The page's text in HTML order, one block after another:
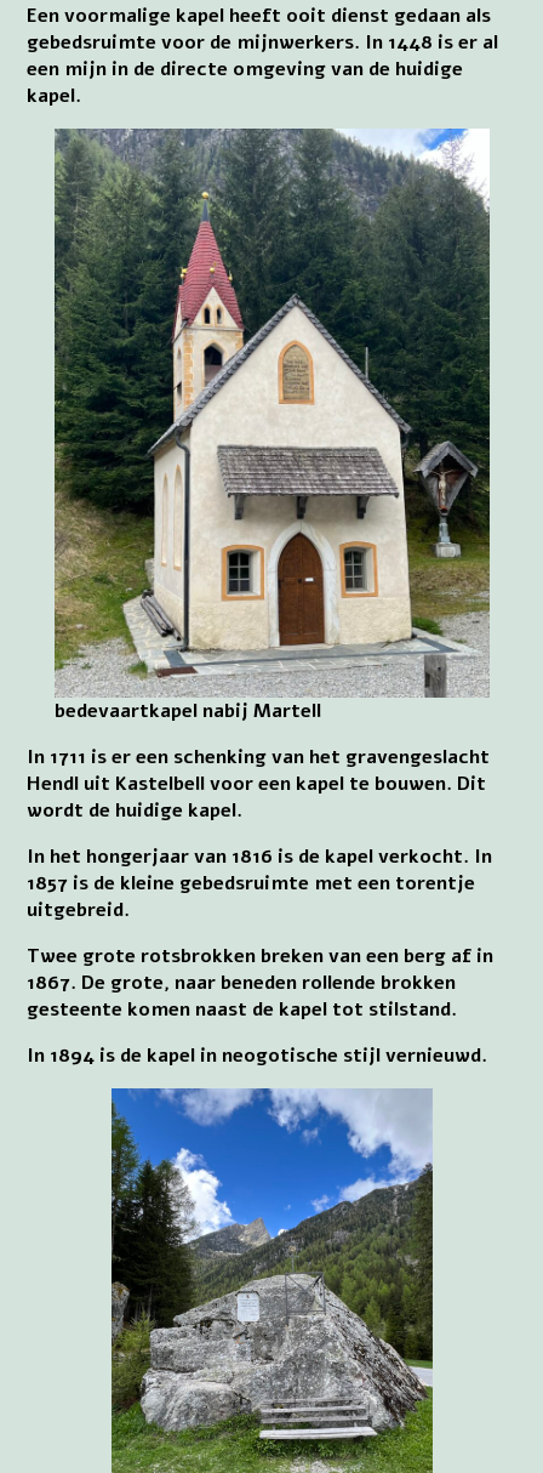
Een voormalige kapel heeft ooit dienst gedaan als
gebedsruimte voor de mijnwerkers. In 1448 is er al
een mijn in de directe omgeving van de huidige
kapel.
bedevaartkapel nabij Martell
In 1711 is er een schenking van het gravengeslacht
Hendl uit Kastelbell voor een kapel te bouwen. Dit
wordt de huidige kapel.
In het hongerjaar van 1816 is de kapel verkocht. In
1857 is de kleine gebedsruimte met een torentje
uitgebreid.
Twee grote rotsbrokken breken van een berg af in
1867. De grote, naar beneden rollende brokken
gesteente komen naast de kapel tot stilstand.
In 1894 is de kapel in neogotische stijl vernieuwd.